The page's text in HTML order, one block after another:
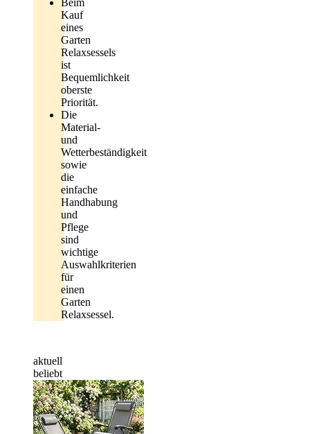
Beim
Kauf
eines
Garten
Relaxsessels
ist
Bequemlichkeit
oberste
Priorität.
Die
Material-
und
Wetterbeständigkeit
sowie
die
einfache
Handhabung
und
Pflege
sind
wichtige
Auswahlkriterien
für
einen
Garten
Relaxsessel.
aktuell
beliebt